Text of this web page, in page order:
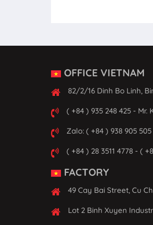
OFFICE VIETNAM
82/2/16 Dinh Bo Linh,
( +84 ) 935 248 425 - Mr.
Zalo: ( +84 ) 938 905 505
( +84 ) 28 3511 4778 - (
FACTORY
49 Cay Bai Street, Cu
Lot 2 Binh Xuyen